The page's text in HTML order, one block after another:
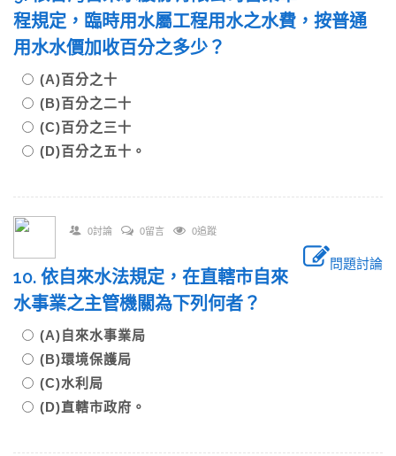
程規定，臨時用水屬工程用水之水費，按普通
用水水價加收百分之多少？
(A)百分之十
(B)百分之二十
(C)百分之三十
(D)百分之五十。
0討論 0留言 0追蹤
問題討論
10. 依自來水法規定，在直轄市自來
水事業之主管機關為下列何者？
(A)自來水事業局
(B)環境保護局
(C)水利局
(D)直轄市政府。